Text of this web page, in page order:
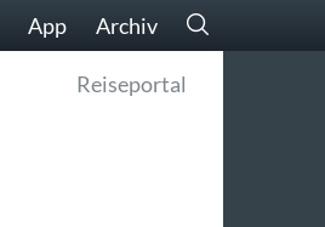
App Archiv
Reiseportal